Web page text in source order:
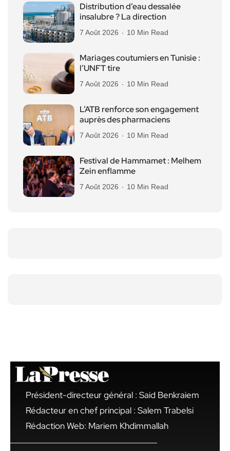
Distribution d’eau dessalée
insalubre ? La direction
7 Août 2026 10 Min Read
Mariages coutumiers en Tunisie :
l’UNFT tire
7 Août 2026 10 Min Read
L’ATB renforce son engagement
auprès des pharmaciens
7 Août 2026 10 Min Read
Festival de Hammamet : Melhem
Zein enflamme
7 Août 2026 10 Min Read
Président-directeur général : Said Benkraiem
Rédacteur en chef principal : Salem Trabelsi
Rédaction Web: Mariem Khdimmallah